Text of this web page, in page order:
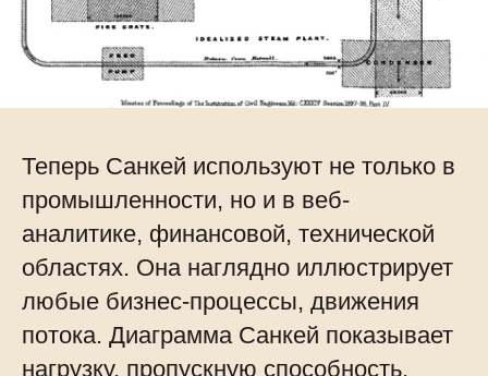
Теперь Санкей используют не только в
промышленности, но и в веб-
аналитике, финансовой, технической
областях. Она наглядно иллюстрирует
любые бизнес-процессы, движения
потока. Диаграмма Санкей показывает
нагрузку, пропускную способность,